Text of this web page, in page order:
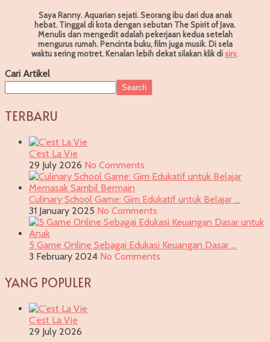
Saya Ranny. Aquarian sejati. Seorang ibu dari dua anak
hebat. Tinggal di kota dengan sebutan The Spirit of Java.
Menulis dan mengedit adalah pekerjaan kedua setelah
mengurus rumah. Pencinta buku, film juga musik. Di sela
waktu sering motret. Kenalan lebih dekat silakan klik disini
Cari Artikel
Search
TERBARU
C’est La Vie
29 July 2026 No Comments
Culinary School Game: Gim Edukatif untuk Belajar …
31 January 2025 No Comments
5 Game Online Sebagai Edukasi Keuangan Dasar …
3 February 2024 No Comments
YANG POPULER
C’est La Vie
29 July 2026